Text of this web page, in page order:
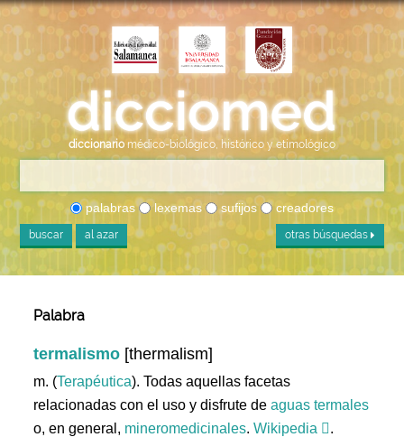
diccionario médico-biológico, histórico y etimológico
palabras lexemas sufijos creadores
buscar al azar otras búsquedas
Palabra
termalismo [thermalism]
m. (Terapéutica). Todas aquellas facetas
relacionadas con el uso y disfrute deaguas termales
o, en general, mineromedicinales.Wikipedia .